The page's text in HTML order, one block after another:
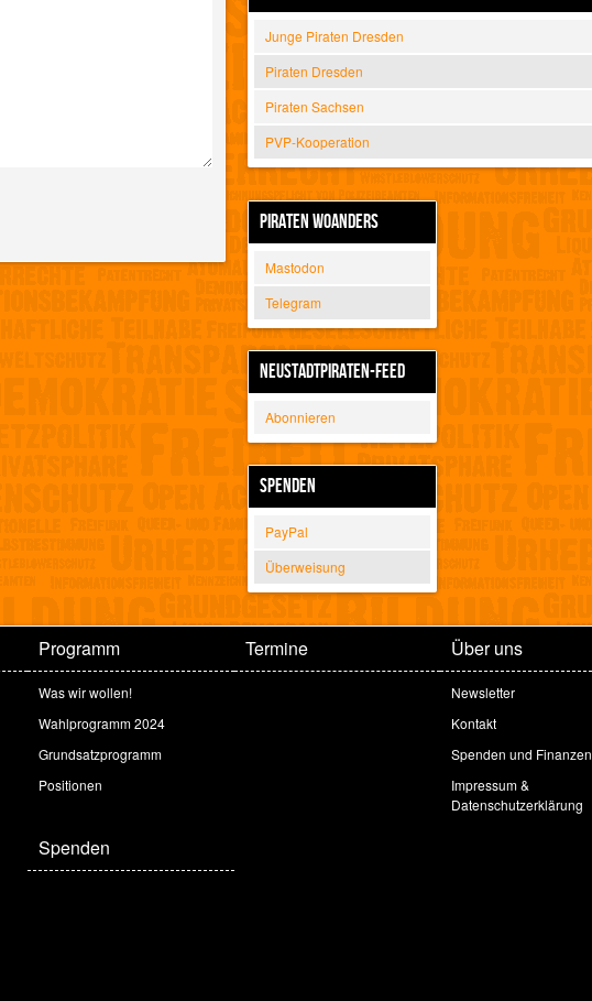
Junge Piraten Dresden
Piraten Dresden
Piraten Sachsen
PVP-Kooperation
PIRATEN WOANDERS
Mastodon
Telegram
NEUSTADTPIRATEN-FEED
Abonnieren
SPENDEN
PayPal
Überweisung
Programm
Was wir wollen!
Wahlprogramm 2024
Grundsatzprogramm
Positionen
Termine Über uns
Newsletter
Kontakt
Spenden und Finanzen
Impressum &
Datenschutzerklärung
Spenden